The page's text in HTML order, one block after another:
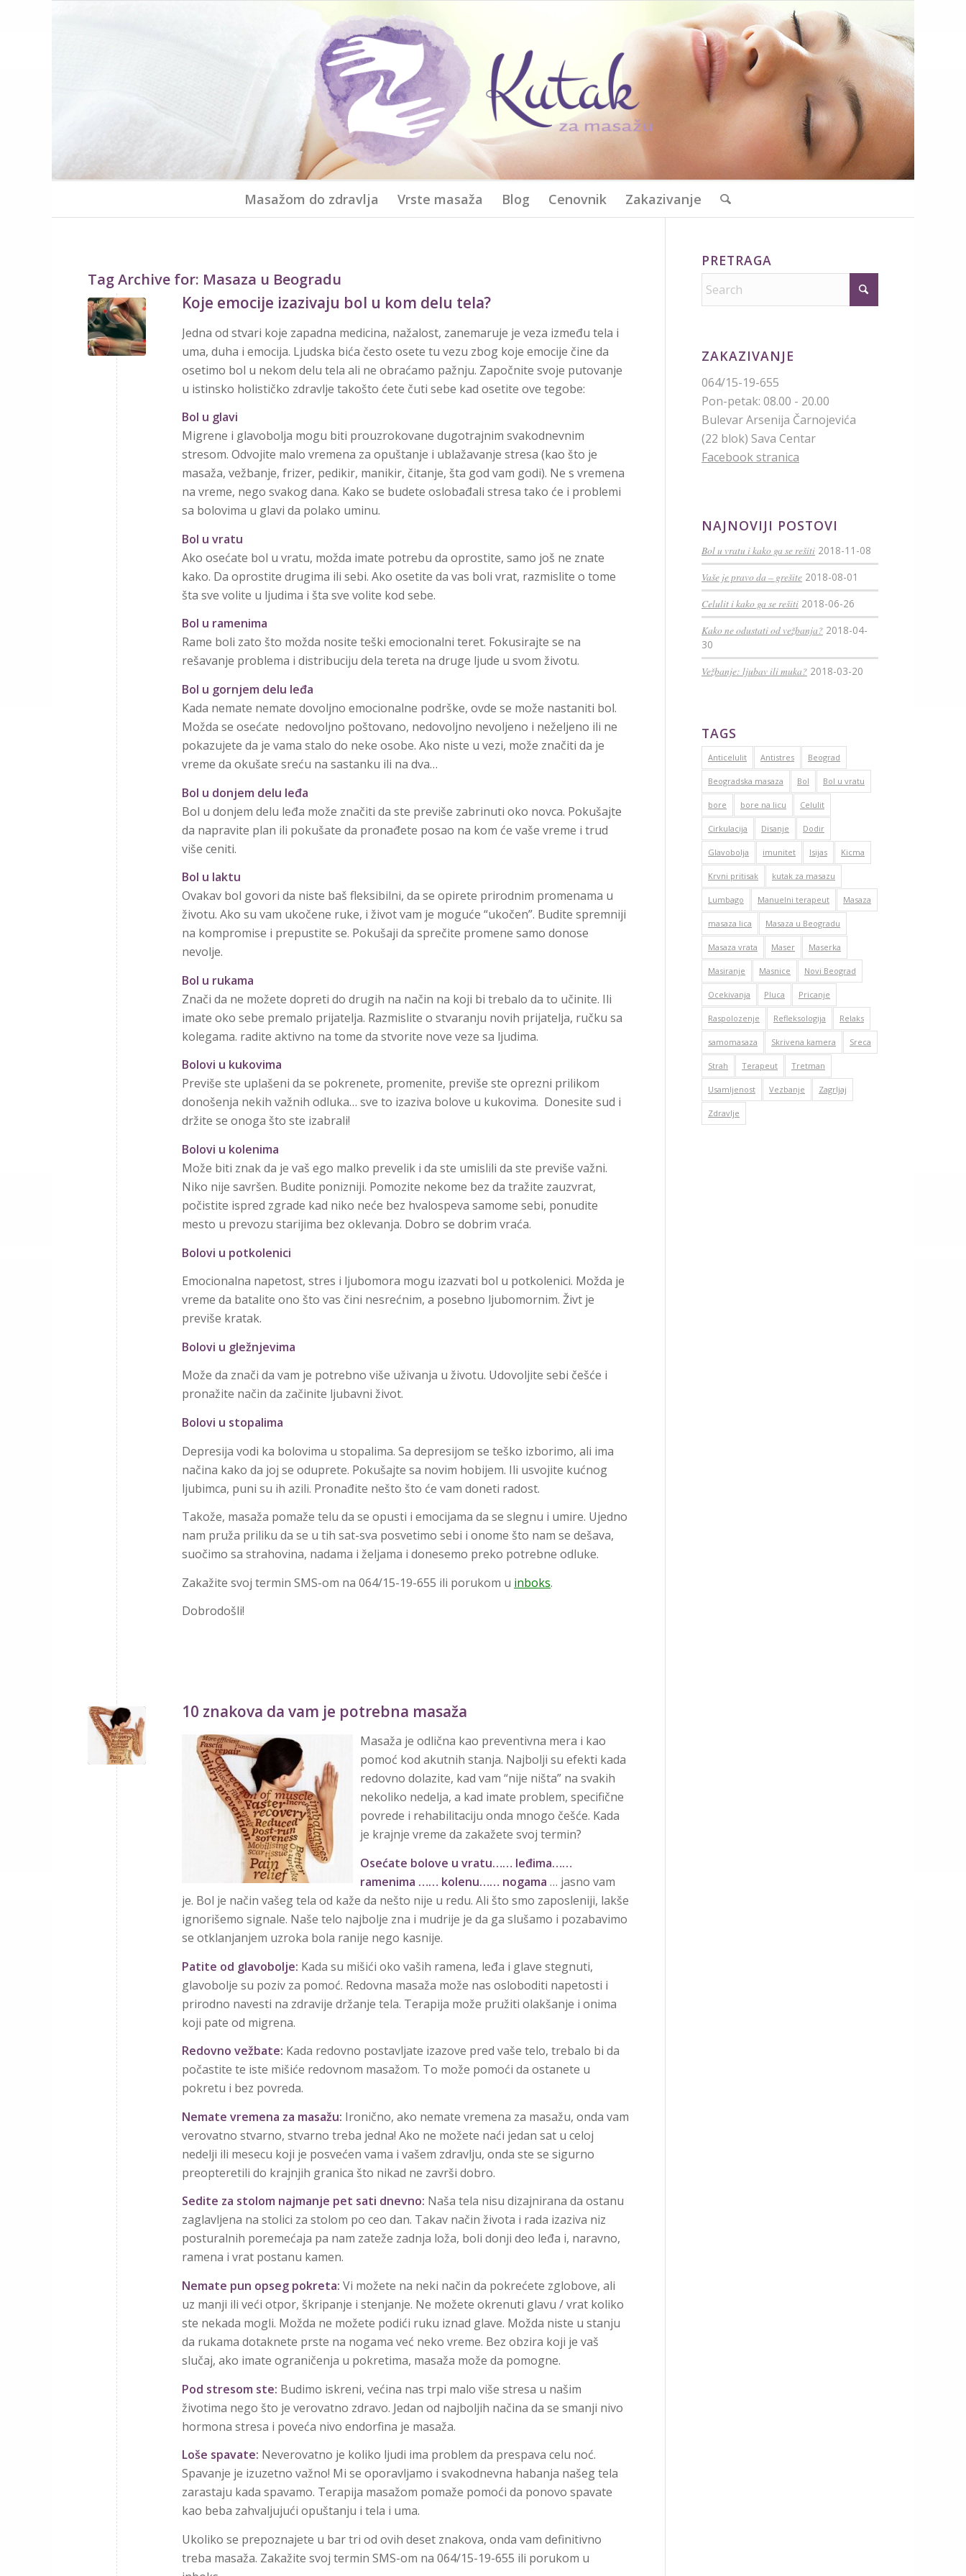
Masažom do zdravlja Vrste masaža Blog Cenovnik Zakazivanje
Tag Archive for: Masaza u Beogradu
Koje emocije izazivaju bol u kom delu tela?
Jedna od stvari koje zapadna medicina, nažalost, zanemaruje je veza između tela i
uma, duha i emocija. Ljudska bića često osete tu vezu zbog koje emocije čine da
osetimo bol u nekom delu tela ali ne obraćamo pažnju. Započnite svoje putovanje
u istinsko holističko zdravlje takošto ćete čuti sebe kad osetite ove tegobe:
Bol u glavi
Migrene i glavobolja mogu biti prouzrokovane dugotrajnim svakodnevnim
stresom. Odvojite malo vremena za opuštanje i ublažavanje stresa (kao što je
masaža, vežbanje, frizer, pedikir, manikir, čitanje, šta god vam godi). Ne s vremena
na vreme, nego svakog dana. Kako se budete oslobađali stresa tako će i problemi
sa bolovima u glavi da polako uminu.
Bol u vratu
Ako osećate bol u vratu, možda imate potrebu da oprostite, samo još ne znate
kako. Da oprostite drugima ili sebi. Ako osetite da vas boli vrat, razmislite o tome
šta sve volite u ljudima i šta sve volite kod sebe.
Bol u ramenima
Rame boli zato što možda nosite teški emocionalni teret. Fokusirajte se na
rešavanje problema i distribuciju dela tereta na druge ljude u svom životu.
Bol u gornjem delu leđa
Kada nemate nemate dovoljno emocionalne podrške, ovde se može nastaniti bol.
Možda se osećate nedovoljno poštovano, nedovoljno nevoljeno i neželjeno ili ne
pokazujete da je vama stalo do neke osobe. Ako niste u vezi, može značiti da je
vreme da okušate sreću na sastanku ili na dva…
Bol u donjem delu leđa
Bol u donjem delu leđa može značiti da ste previše zabrinuti oko novca. Pokušajte
da napravite plan ili pokušate da pronađete posao na kom će vaše vreme i trud
više ceniti.
Bol u laktu
Ovakav bol govori da niste baš fleksibilni, da se opirete prirodnim promenama u
životu. Ako su vam ukočene ruke, i život vam je moguće “ukočen”. Budite spremniji
na kompromise i prepustite se. Pokušaji da sprečite promene samo donose
nevolje.
Bol u rukama
Znači da ne možete dopreti do drugih na način na koji bi trebalo da to učinite. Ili
imate oko sebe premalo prijatelja. Razmislite o stvaranju novih prijatelja, ručku sa
kolegama. radite aktivno na tome da stvorite nove veze sa ljudima.
Bolovi u kukovima
Previše ste uplašeni da se pokrenete, promenite, previše ste oprezni prilikom
donošenja nekih važnih odluka… sve to izaziva bolove u kukovima. Donesite sud i
držite se onoga što ste izabrali!
Bolovi u kolenima
Može biti znak da je vaš ego malko prevelik i da ste umislili da ste previše važni.
Niko nije savršen. Budite ponizniji. Pomozite nekome bez da tražite zauzvrat,
počistite ispred zgrade kad niko neće bez hvalospeva samome sebi, ponudite
mesto u prevozu starijima bez oklevanja. Dobro se dobrim vraća.
Bolovi u potkolenici
Emocionalna napetost, stres i ljubomora mogu izazvati bol u potkolenici. Možda je
vreme da batalite ono što vas čini nesrećnim, a posebno ljubomornim. Živt je
previše kratak.
Bolovi u gležnjevima
Može da znači da vam je potrebno više uživanja u životu. Udovoljite sebi češće i
pronažite način da začinite ljubavni život.
Bolovi u stopalima
Depresija vodi ka bolovima u stopalima. Sa depresijom se teško izborimo, ali ima
načina kako da joj se oduprete. Pokušajte sa novim hobijem. Ili usvojite kućnog
ljubimca, puni su ih azili. Pronađite nešto što će vam doneti radost.
Takože, masaža pomaže telu da se opusti i emocijama da se slegnu i umire. Ujedno
nam pruža priliku da se u tih sat-sva posvetimo sebi i onome što nam se dešava,
suočimo sa strahovina, nadama i željama i donesemo preko potrebne odluke.
Zakažite svoj termin SMS-om na 064/15-19-655 ili porukom u inboks.
Dobrodošli!
10 znakova da vam je potrebna masaža
Masaža je odlična kao preventivna mera i kao
pomoć kod akutnih stanja. Najbolji su efekti kada
redovno dolazite, kad vam “nije ništa” na svakih
nekoliko nedelja, a kad imate problem, specifične
povrede i rehabilitaciju onda mnogo češće. Kada
je krajnje vreme da zakažete svoj termin?
Osećate bolove u vratu…… leđima……
ramenima …… kolenu…… nogama … jasno vam
je. Bol je način vašeg tela od kaže da nešto nije u redu. Ali što smo zaposleniji, lakše
ignorišemo signale. Naše telo najbolje zna i mudrije je da ga slušamo i pozabavimo
se otklanjanjem uzroka bola ranije nego kasnije.
Patite od glavobolje: Kada su mišići oko vaših ramena, leđa i glave stegnuti,
glavobolje su poziv za pomoć. Redovna masaža može nas osloboditi napetosti i
prirodno navesti na zdravije držanje tela. Terapija može pružiti olakšanje i onima
koji pate od migrena.
Redovno vežbate: Kada redovno postavljate izazove pred vaše telo, trebalo bi da
počastite te iste mišiće redovnom masažom. To može pomoći da ostanete u
pokretu i bez povreda.
Nemate vremena za masažu: Ironično, ako nemate vremena za masažu, onda vam
verovatno stvarno, stvarno treba jedna! Ako ne možete naći jedan sat u celoj
nedelji ili mesecu koji je posvećen vama i vašem zdravlju, onda ste se sigurno
preopteretili do krajnjih granica što nikad ne završi dobro.
Sedite za stolom najmanje pet sati dnevno: Naša tela nisu dizajnirana da ostanu
zaglavljena na stolici za stolom po ceo dan. Takav način života i rada izaziva niz
posturalnih poremećaja pa nam zateže zadnja loža, boli donji deo leđa i, naravno,
ramena i vrat postanu kamen.
Nemate pun opseg pokreta: Vi možete na neki način da pokrećete zglobove, ali
uz manji ili veći otpor, škripanje i stenjanje. Ne možete okrenuti glavu / vrat koliko
ste nekada mogli. Možda ne možete podići ruku iznad glave. Možda niste u stanju
da rukama dotaknete prste na nogama već neko vreme. Bez obzira koji je vaš
slučaj, ako imate ograničenja u pokretima, masaža može da pomogne.
Pod stresom ste: Budimo iskreni, većina nas trpi malo više stresa u našim
životima nego što je verovatno zdravo. Jedan od najboljih načina da se smanji nivo
hormona stresa i poveća nivo endorfina je masaža.
Loše spavate: Neverovatno je koliko ljudi ima problem da prespava celu noć.
Spavanje je izuzetno važno! Mi se oporavljamo i svakodnevna habanja našeg tela
zarastaju kada spavamo. Terapija masažom pomaže pomoći da ponovo spavate
kao beba zahvaljujući opuštanju i tela i uma.
Ukoliko se prepoznajete u bar tri od ovih deset znakova, onda vam definitivno
treba masaža. Zakažite svoj termin SMS-om na 064/15-19-655 ili porukom u
PRETRAGA
ZAKAZIVANJE
064/15-19-655
Pon-petak: 08.00 - 20.00
Bulevar Arsenija Čarnojevića
(22 blok) Sava Centar
Facebook stranica
NAJNOVIJI POSTOVI
Bol u vratu i kako ga se rešiti 2018-11-08
Vaše je pravo da – grešite 2018-08-01
Celulit i kako ga se rešiti 2018-06-26
Kako ne odustati od vežbanja? 2018-04-
30
Vežbanje: ljubav ili muka? 2018-03-20
TAGS
Anticelulit Antistres Beograd
Beogradska masaza Bol Bol u vratu
bore bore na licu Celulit
Cirkulacija Disanje Dodir
Glavobolja imunitet Isijas Kicma
Krvni pritisak kutak za masazu
Lumbago Manuelni terapeut Masaza
masaza lica Masaza u Beogradu
Masaza vrata Maser Maserka
Masiranje Masnice Novi Beograd
Ocekivanja Pluca Pricanje
Raspolozenje Refleksologija Relaks
samomasaza Skrivena kamera Sreca
Strah Terapeut Tretman
Usamljenost Vezbanje Zagrljaj
Zdravlje